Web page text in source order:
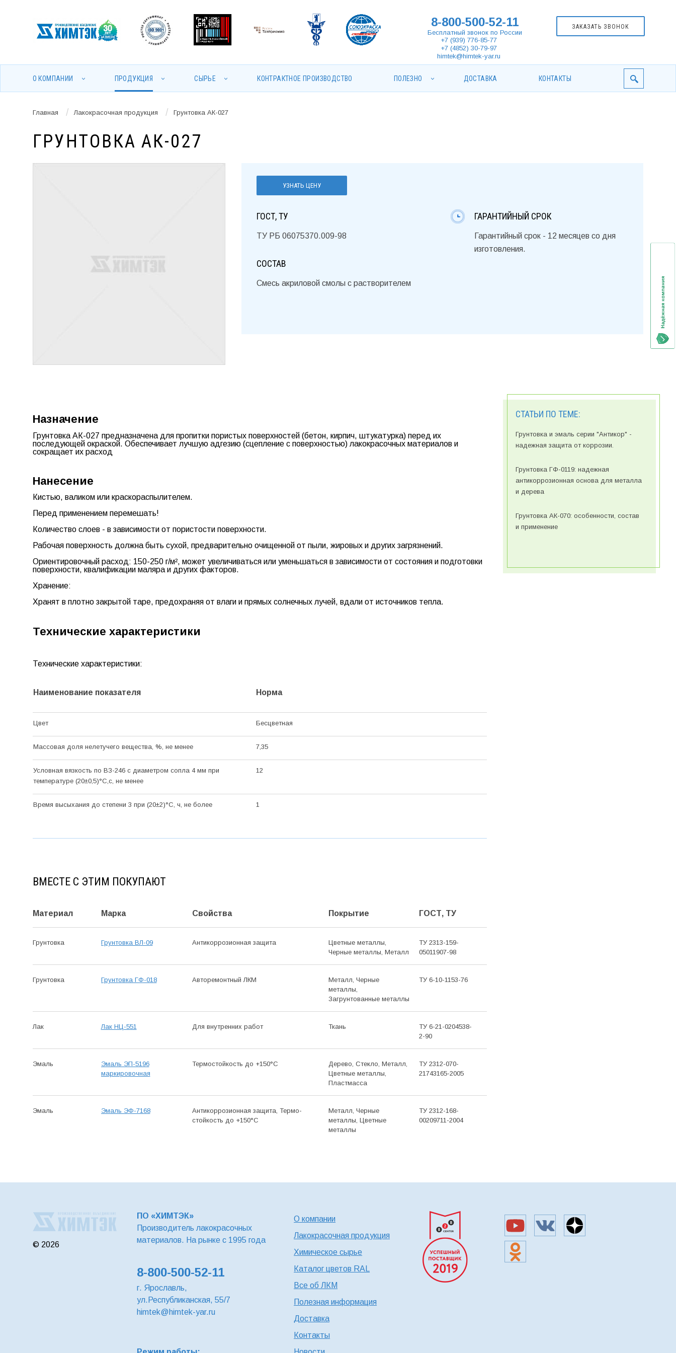
8-800-500-52-11
Бесплатный звонок по России
+7 (939) 776-85-77
+7 (4852) 30-79-97
himtek@himtek-yar.ru
ЗАКАЗАТЬ ЗВОНОК
О КОМПАНИИ ПРОДУКЦИЯ СЫРЬЕ КОНТРАКТНОЕ ПРОИЗВОДСТВО ПОЛЕЗНО ДОСТАВКА КОНТАКТЫ
Главная / Лакокрасочная продукция / Грунтовка АК-027
ГРУНТОВКА АК-027
УЗНАТЬ ЦЕНУ
ГОСТ, ТУ
ТУ РБ 06075370.009-98
СОСТАВ
Смесь акриловой смолы с растворителем
ГАРАНТИЙНЫЙ СРОК
Гарантийный срок - 12 месяцев со дня
изготовления.
Назначение
Грунтовка АК-027 предназначена для пропитки пористых поверхностей (бетон, кирпич, штукатурка) перед их
последующей окраской. Обеспечивает лучшую адгезию (сцепление с поверхностью) лакокрасочных материалов и
сокращает их расход
Нанесение
Кистью, валиком или краскораспылителем.
Перед применением перемешать!
Количество слоев - в зависимости от пористости поверхности.
Рабочая поверхность должна быть сухой, предварительно очищенной от пыли, жировых и других загрязнений.
Ориентировочный расход: 150-250 г/м², может увеличиваться или уменьшаться в зависимости от состояния и подготовки
поверхности, квалификации маляра и других факторов.
Хранение:
Хранят в плотно закрытой таре, предохраняя от влаги и прямых солнечных лучей, вдали от источников тепла.
Технические характеристики
Технические характеристики:
Наименование показателя Норма
Цвет Бесцветная
Массовая доля нелетучего вещества, %, не менее 7,35
Условная вязкость по ВЗ-246 с диаметром сопла 4 мм при
температуре (20±0,5)°С,с, не менее
12
Время высыхания до степени 3 при (20±2)°С, ч, не более 1
ВМЕСТЕ С ЭТИМ ПОКУПАЮТ
Материал Марка Свойства Покрытие ГОСТ, ТУ
Грунтовка Грунтовка ВЛ-09 Антикор­розионная защита
Цветные металлы,
Черные металлы, Металл
ТУ 2313-159-
05011907-98
Грунтовка Грунтовка ГФ-018 Авто­ремонтный ЛКМ
Металл, Черные
металлы,
Загрунтованные металлы
ТУ 6-10-1153-76
Лак Лак НЦ-551 Для внутренних работ Ткань
ТУ 6-21-0204538-
2-90
Эмаль
Эмаль ЭП-5196
маркировочная
Термо­стойкость до +150°C
Дерево, Стекло, Металл,
Цветные металлы,
Пластмасса
ТУ 2312-070-
21743165-2005
Эмаль Эмаль ЭФ-7168
Антикор­розионная защита, Термо­
стойкость до +150°C
Металл, Черные
металлы, Цветные
металлы
ТУ 2312-168-
00209711-2004
СТАТЬИ ПО ТЕМЕ:
Грунтовка и эмаль серии "Антикор" -
надежная защита от коррозии.
Грунтовка ГФ-0119: надежная
антикоррозионная основа для металла
и дерева
Грунтовка АК-070: особенности, состав
и применение
© 2026
ПО «ХИМТЭК»
Производитель лакокрасочных
материалов. На рынке с 1995 года
8-800-500-52-11
г. Ярославль,
ул.Республиканская, 55/7
himtek@himtek-yar.ru
О компании
Лакокрасочная продукция
Химическое сырье
Каталог цветов RAL
Все об ЛКМ
Полезная информация
Доставка
Контакты